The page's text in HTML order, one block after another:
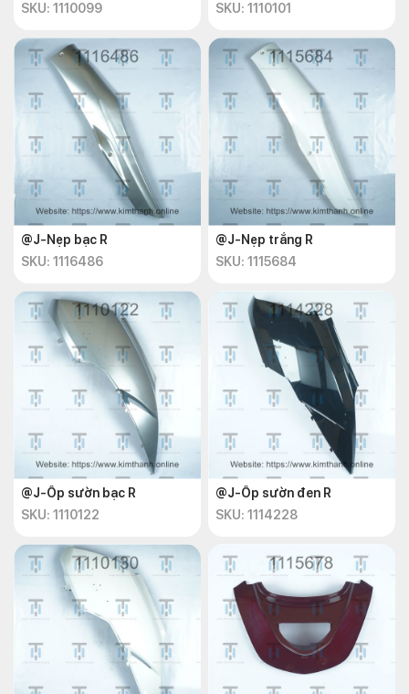
SKU: 1110099
SKU: 1110101
@J-Nẹp bạc R
SKU: 1116486
@J-Nẹp trắng R
SKU: 1115684
@J-Ốp sườn bạc R
SKU: 1110122
@J-Ốp sườn đen R
SKU: 1114228